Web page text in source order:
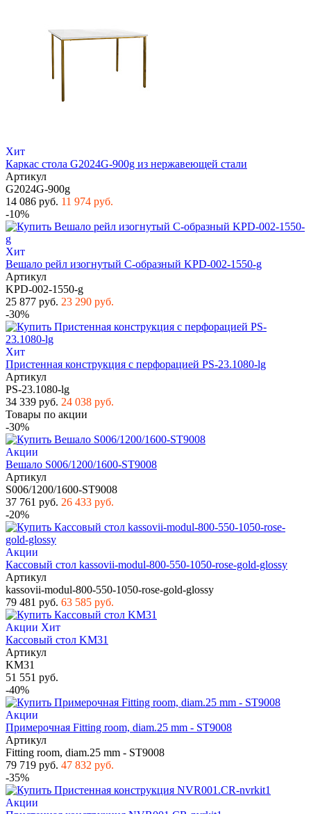
Хит
Каркас стола G2024G-900g из нержавеющей стали
Артикул
G2024G-900g
14 086 руб. 11 974 руб.
-10%
Хит
Вешало рейл изогнутый С-образный KPD-002-1550-g
Артикул
KPD-002-1550-g
25 877 руб. 23 290 руб.
-30%
Хит
Пристенная конструкция с перфорацией PS-23.1080-lg
Артикул
PS-23.1080-lg
34 339 руб. 24 038 руб.
Товары по акции
-30%
Акции
Вешало S006/1200/1600-ST9008
Артикул
S006/1200/1600-ST9008
37 761 руб. 26 433 руб.
-20%
Акции
Кассовый стол kassovii-modul-800-550-1050-rose-gold-glossy
Артикул
kassovii-modul-800-550-1050-rose-gold-glossy
79 481 руб. 63 585 руб.
Акции Хит
Кассовый стол KM31
Артикул
KM31
51 551 руб.
-40%
Акции
Примерочная Fitting room, diam.25 mm - ST9008
Артикул
Fitting room, diam.25 mm - ST9008
79 719 руб. 47 832 руб.
-35%
Акции